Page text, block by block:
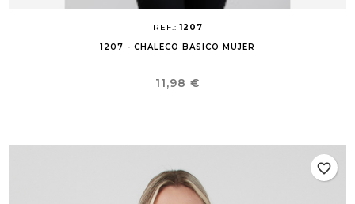
REF.:1207
1207 - CHALECO BASICO MUJER
Precio
11,98 €
favorite_border